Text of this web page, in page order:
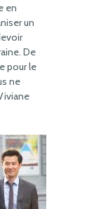
en
un
De
pour le
ne